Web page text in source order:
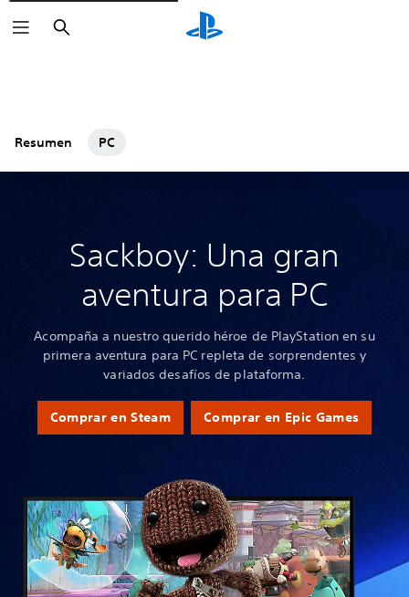
Buscar
Resumen PC
Sackboy: Una gran
aventura para PC
Acompaña a nuestro querido héroe de PlayStation en su
primera aventura para PC repleta de sorprendentes y
variados desafíos de plataforma.
Comprar en Steam Comprar en Epic Games